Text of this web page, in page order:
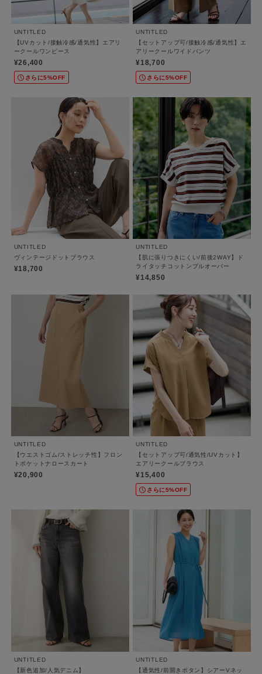
UNTITLED
【UVカット/接触冷感/通気性】エアリ
ークールワンピース
¥26,400
さらに5%OFF
UNTITLED
【セットアップ可/接触冷感/通気性】エ
アリークールワイドパンツ
¥18,700
さらに5%OFF
UNTITLED
ヴィンテージドットブラウス
¥18,700
UNTITLED
【肌に張りつきにくい/前後2WAY】ド
ライタッチコットンプルオーバー
¥14,850
UNTITLED
【ウエストゴム/ストレッチ性】フロン
トポケットナロースカート
¥20,900
UNTITLED
【セットアップ可/通気性/UVカット】
エアリークールブラウス
¥15,400
さらに5%OFF
UNTITLED
【新色追加/人気デニム】
UNTITLED
【通気性/前開きボタン】シアーVネッ